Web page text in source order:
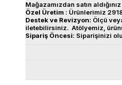
Mağazamızdan satın
Özel Üretim : Ürünlerimiz
Destekve Revizyon: Ölçü
iletebilirsiniz. Atölyemiz,
Sipariş Öncesi: Siparişinizi